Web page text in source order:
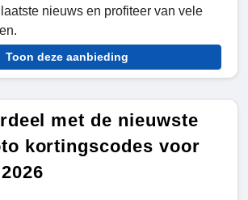
nieuws en profiteer van vele
Toon deze aanbieding
met de nieuwste
kortingscodes voor